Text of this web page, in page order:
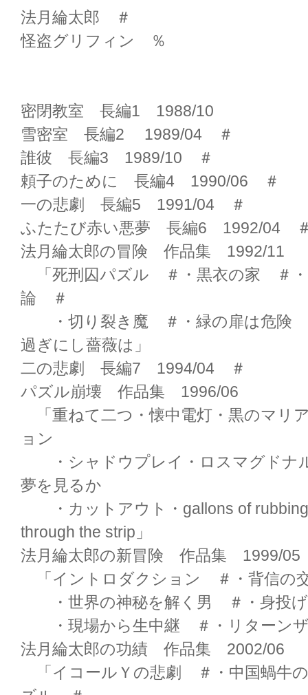
法月綸太郎 ＃
怪盗グリフィン ％
密閉教室 長編1 1988/10
雪密室 長編2 1989/04 ＃
誰彼 長編3 1989/10 ＃
頼子のために 長編4 1990/06 ＃
一の悲劇 長編5 1991/04 ＃
ふたたび赤い悪夢 長編6 1992/04
法月綸太郎の冒険 作品集 1992/11
「死刑囚パズル ＃・黒衣の家 ＃・
論 ＃
・切り裂き魔 ＃・緑の扉は危険
過ぎにし薔薇は」
二の悲劇 長編7 1994/04 ＃
パズル崩壊 作品集 1996/06
「重ねて二つ・懐中電灯・黒のマリ
ョン
・シャドウプレイ・ロスマグドナ
夢を見るか
・カットアウト・gallons of rubbing
through the strip」
法月綸太郎の新冒険 作品集 1999/05
「イントロダクション ＃・背信の
・世界の神秘を解く男 ＃・身投
・現場から生中継 ＃・リターン
法月綸太郎の功績 作品集 2002/06
「イコールＹの悲劇 ＃・中国蝸牛